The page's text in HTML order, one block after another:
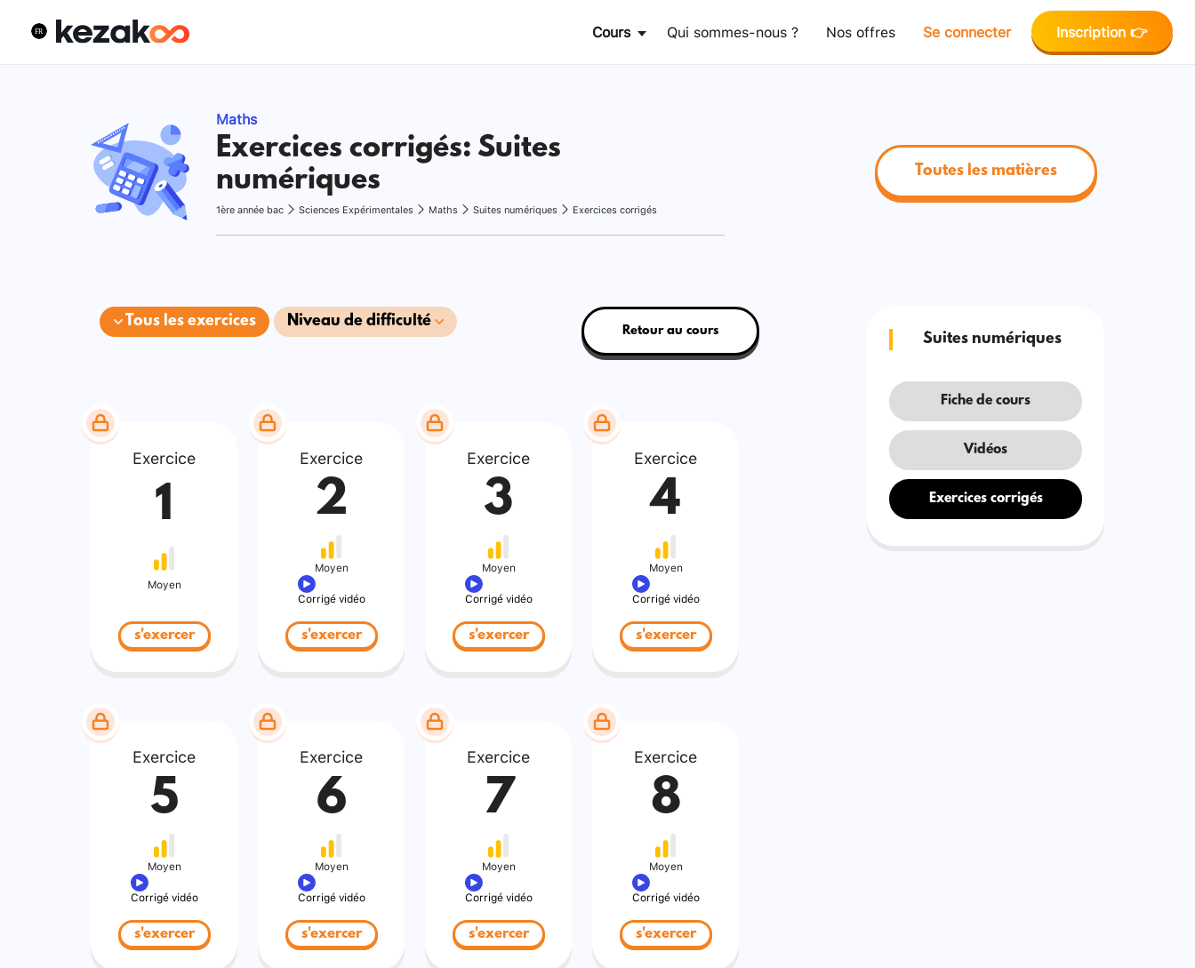
Cours Qui sommes-nous ? Nos offres Se connecter Inscription 👉
Maths
Exercices corrigés: Suites
numériques
1ère année bac Sciences Expérimentales Maths Suites numériques Exercices corrigés
Toutes les matières
Tous les exercices Niveau de difficulté
Retour au cours
Exercice
1
Moyen
s'exercer
Exercice
2
Moyen
Corrigé vidéo
s'exercer
Exercice
3
Moyen
Corrigé vidéo
s'exercer
Exercice
4
Moyen
Corrigé vidéo
s'exercer
Exercice
5
Moyen
Corrigé vidéo
s'exercer
Exercice
6
Moyen
Corrigé vidéo
s'exercer
Exercice
7
Moyen
Corrigé vidéo
s'exercer
Exercice
8
Moyen
Corrigé vidéo
s'exercer
Suites numériques
Fiche de cours
Vidéos
Exercices corrigés